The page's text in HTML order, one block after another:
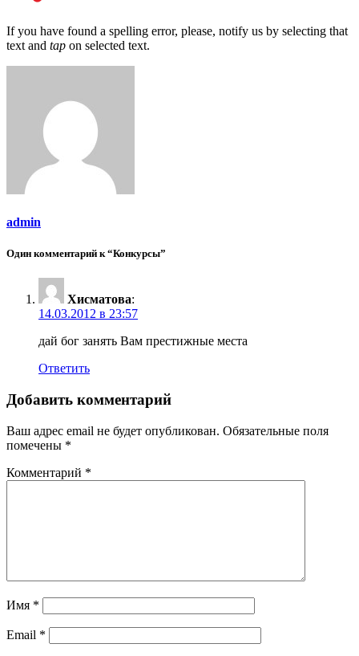
If you have found a spelling error, please, notify us by selecting that
text and tap on selected text.
admin
Один комментарий к “Конкурсы”
Хисматова:
14.03.2012 в 23:57
дай бог занять Вам престижные места
Ответить
Добавить комментарий
Ваш адрес email не будет опубликован. Обязательные поля
помечены *
Комментарий *
Имя *
Email *